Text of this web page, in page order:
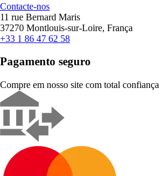
Contacte-nos
11 rue Bernard Maris
37270 Montlouis-sur-Loire, França
+33 1 86 47 62 58
Pagamento seguro
Compre em nosso site com total confiança